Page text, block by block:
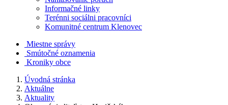
Informačné linky
Terénni sociálni pracovníci
Komunitné centrum Klenovec
Miestne správy
Smútočné oznamenia
Kroniky obce
Úvodná stránka
Aktuálne
Aktuality